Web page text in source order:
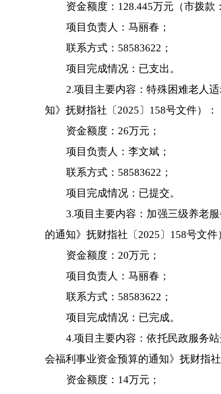
资金额度： 128.445万元（市拨款
项目负责人： 马丽春 ；
联系方式： 58583622；
项目完成情况：已支出。
2.项目主要内容：特殊困难老人
知》抚财指社〔2025〕 158号文件）：
资金额度： 26万元；
项目负责人： 李文斌 ；
联系方式： 58583622；
项目完成情况：已提交。
3.项目主要内容： 加强三级养老
的通知》抚财指社〔2025〕 158号文件
资金额度： 20万元；
项目负责人： 马丽春 ；
联系方式： 58583622；
项目 完成情况：已完成。
4.项目主要内容：依托民政服务
会福利事业资金预算的通知》抚财指
资金额度： 14万元；